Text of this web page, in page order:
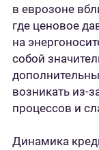
в еврозоне
где ценовое
на
собой
возникать из-
процессов и
Динамика